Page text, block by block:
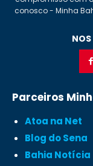
conosco - Minha
Parceiros
Atoa na Net
Blog do Sena
Bahia Notícia